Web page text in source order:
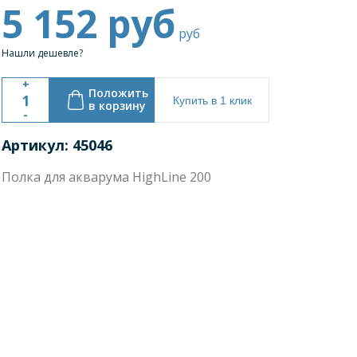
5 152 руб руб
Нашли дешевле?
+
-
Положить
в корзину
Купить в 1 клик
Артикул: 45046
Полка для акварума HighLine 200